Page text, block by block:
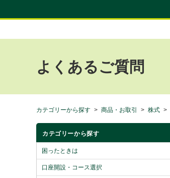
よくあるご質問
カテゴリーから探す > 商品・お取引 > 株式 >
カテゴリーから探す
困ったときは
口座開設・コース選択